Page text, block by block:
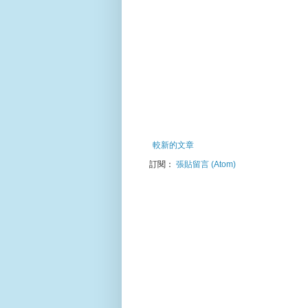
較新的文章
訂閱： 張貼留言 (Atom)